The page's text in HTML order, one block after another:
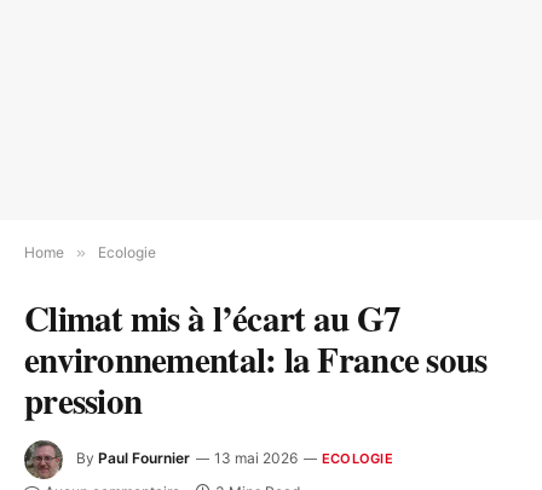
Home » Ecologie
Climat mis à l’écart au G7
environnemental: la France sous
pression
By Paul Fournier 13 mai 2026 ECOLOGIE